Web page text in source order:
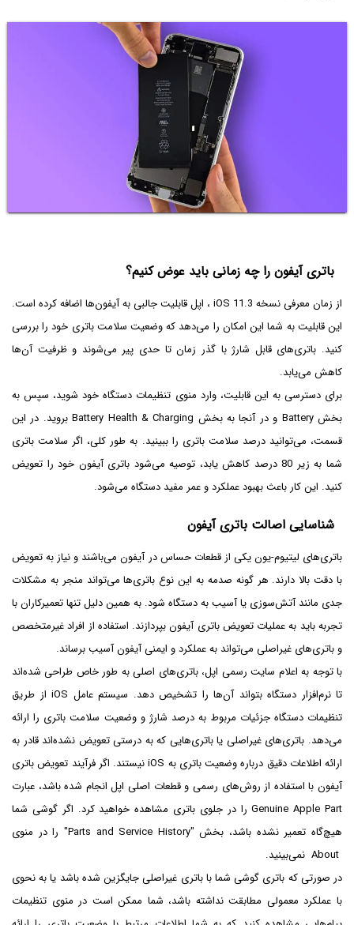
باتری آیفون را چه زمانی باید عوض کنیم؟
از زمان معرفی نسخه iOS 11.3 ، اپل قابلیت جالبی به آیفون‌ها اضافه کرده است.
این قابلیت به شما این امکان را می‌دهد که وضعیت سلامت باتری خود را بررسی
کنید. باتری‌های قابل شارژ با گذر زمان تا حدی پیر می‌شوند و ظرفیت آن‌ها
کاهش می‌یابد.
برای دسترسی به این قابلیت، وارد منوی تنظیمات دستگاه خود شوید، سپس به
بخش Battery و در آنجا به بخش Battery Health & Charging بروید. در این
قسمت، می‌توانید درصد سلامت باتری را ببینید. به طور کلی، اگر سلامت باتری
شما به زیر 80 درصد کاهش یابد، توصیه می‌شود باتری آیفون خود را تعویض
کنید. این کار باعث بهبود عملکرد و عمر مفید دستگاه می‌شود.
شناسایی اصالت باتری آیفون
باتری‌های لیتیوم-یون یکی از قطعات حساس در آیفون می‌باشند و نیاز به تعویض
با دقت بالا دارند. هر گونه صدمه به این نوع باتری‌ها می‌تواند منجر به مشکلات
جدی مانند آتش‌سوزی یا آسیب به دستگاه شود. به همین دلیل تنها تعمیرکاران با
تجربه باید به عملیات تعویض باتری آیفون بپردازند. استفاده از افراد غیرمتخصص
و باتری‌های غیراصلی می‌تواند به عملکرد و ایمنی آیفون آسیب برساند.
با توجه به اعلام سایت رسمی اپل، باتری‌های اصلی به طور خاص طراحی شده‌اند
تا نرم‌افزار دستگاه بتواند آن‌ها را تشخیص دهد. سیستم عامل iOS از طریق
تنظیمات دستگاه جزئیات مربوط به درصد شارژ و وضعیت سلامت باتری را ارائه
می‌دهد. باتری‌های غیراصلی یا باتری‌هایی که به درستی تعویض نشده‌اند قادر به
ارائه اطلاعات دقیق درباره وضعیت باتری به iOS نیستند. اگر فرآیند تعویض باتری
آیفون با استفاده از روش‌های رسمی و قطعات اصلی اپل انجام شده باشد، عبارت
Genuine Apple Part را در جلوی باتری مشاهده خواهید کرد. اگر گوشی شما
هیچ‌گاه تعمیر نشده باشد، بخش "Parts and Service History" را در منوی
در صورتی که باتری گوشی شما با باتری غیراصلی جایگزین شده باشد یا به نحوی
با عملکرد معمولی مطابقت نداشته باشد، شما ممکن است در منوی تنظیمات